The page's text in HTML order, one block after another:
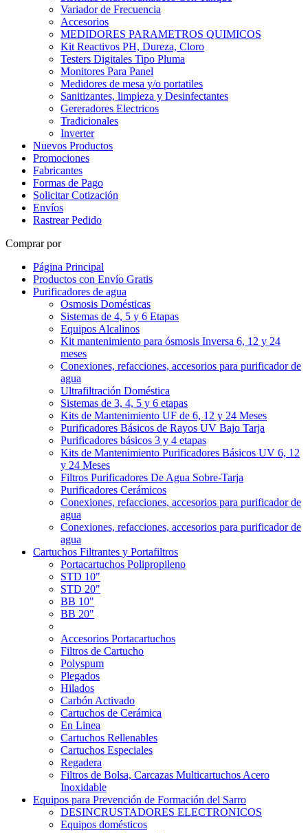
Variador de Frecuencia
Accesorios
MEDIDORES PARAMETROS QUIMICOS
Kit Reactivos PH, Dureza, Cloro
Testers Digitales Tipo Pluma
Monitores Para Panel
Medidores de mesa y/o portatiles
Sanitizantes, limpieza y Desinfectantes
Gereradores Electricos
Tradicionales
Inverter
Nuevos Productos
Promociones
Fabricantes
Formas de Pago
Solicitar Cotización
Envíos
Rastrear Pedido
Comprar por
Página Principal
Productos con Envío Gratis
Purificadores de agua
Osmosis Domésticas
Sistemas de 4, 5 y 6 Etapas
Equipos Alcalinos
Kit mantenimiento para ósmosis Inversa 6, 12 y 24
meses
Conexiones, refacciones, accesorios para purificador de
agua
Ultrafiltración Doméstica
Sistemas de 3, 4, 5 y 6 etapas
Kits de Mantenimiento UF de 6, 12 y 24 Meses
Purificadores Básicos de Rayos UV Bajo Tarja
Purificadores básicos 3 y 4 etapas
Kits de Mantenimiento Purificadores Básicos UV 6, 12
y 24 Meses
Filtros Purificadores De Agua Sobre-Tarja
Purificadores Cerámicos
Conexiones, refacciones, accesorios para purificador de
agua
Conexiones, refacciones, accesorios para purificador de
agua
Cartuchos Filtrantes y Portafiltros
Portacartuchos Polipropileno
STD 10"
STD 20"
BB 10"
BB 20"
Accesorios Portacartuchos
Filtros de Cartucho
Polyspum
Plegados
Hilados
Carbón Activado
Cartuchos de Cerámica
En Linea
Cartuchos Rellenables
Cartuchos Especiales
Regadera
Filtros de Bolsa, Carcazas Multicartuchos Acero
Inoxidable
Equipos para Prevención de Formación del Sarro
DESINCRUSTADORES ELECTRONICOS
Equipos domésticos